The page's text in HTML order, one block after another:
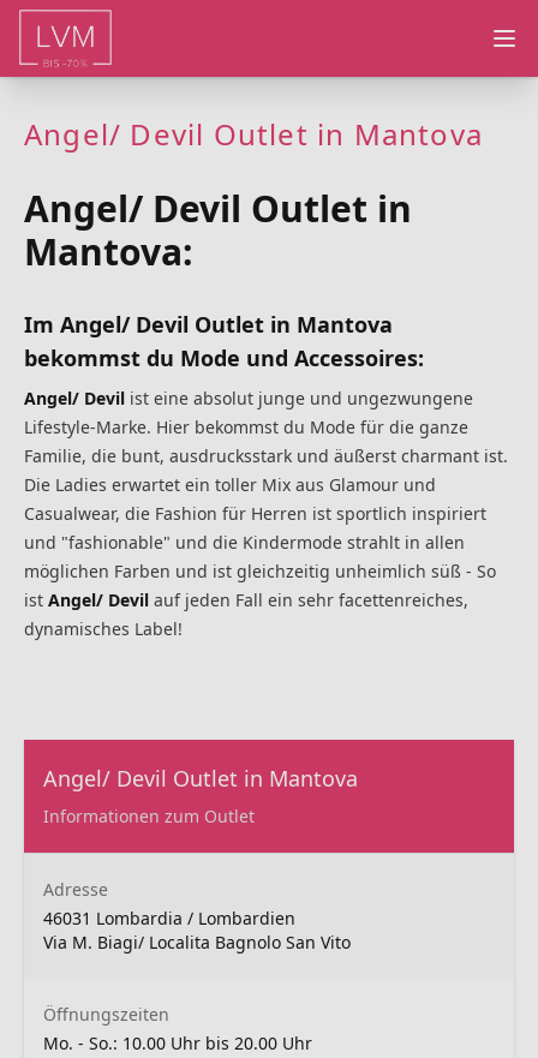
Angel/ Devil Outlet in Mantova
Angel/ Devil Outlet in
Mantova:
Im Angel/ Devil Outlet in Mantova
bekommst du Mode und Accessoires:
Angel/ Devil ist eine absolut junge und ungezwungene
Lifestyle-Marke. Hier bekommst du Mode für die ganze
Familie, die bunt, ausdrucksstark und äußerst charmant ist.
Die Ladies erwartet ein toller Mix aus Glamour und
Casualwear, die Fashion für Herren ist sportlich inspiriert
und "fashionable" und die Kindermode strahlt in allen
möglichen Farben und ist gleichzeitig unheimlich süß - So
ist Angel/ Devil auf jeden Fall ein sehr facettenreiches,
dynamisches Label!
Angel/ Devil Outlet in Mantova
Informationen zum Outlet
Adresse
46031 Lombardia / Lombardien
Via M. Biagi/ Localita Bagnolo San Vito
Öffnungszeiten
Mo. - So.: 10.00 Uhr bis 20.00 Uhr